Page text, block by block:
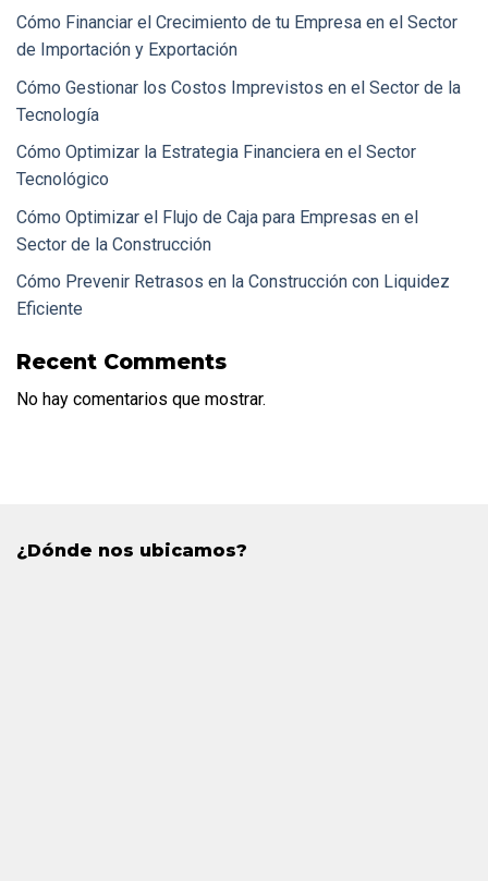
Cómo Financiar el Crecimiento de tu Empresa en el Sector
de Importación y Exportación
Cómo Gestionar los Costos Imprevistos en el Sector de la
Tecnología
Cómo Optimizar la Estrategia Financiera en el Sector
Tecnológico
Cómo Optimizar el Flujo de Caja para Empresas en el
Sector de la Construcción
Cómo Prevenir Retrasos en la Construcción con Liquidez
Eficiente
Recent Comments
No hay comentarios que mostrar.
¿Dónde nos ubicamos?